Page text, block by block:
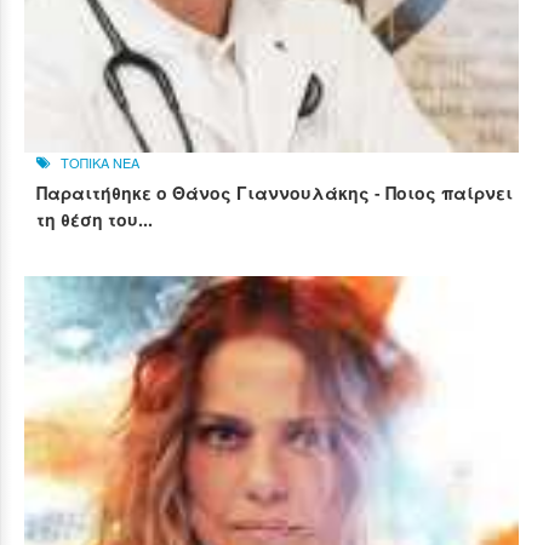
ΤΟΠΙΚΑ ΝΕΑ
Παραιτήθηκε ο Θάνος Γιαννουλάκης - Ποιος παίρνει
τη θέση του...